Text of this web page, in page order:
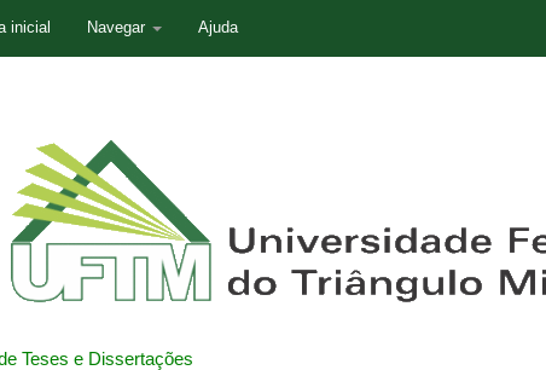
inicial Navegar Ajuda
Teses e Dissertações